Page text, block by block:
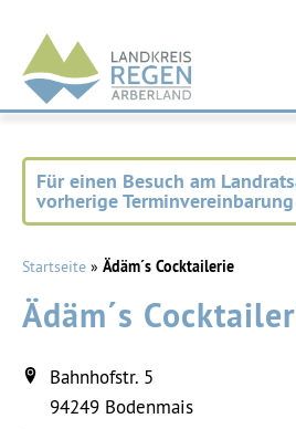
Landkreis
Regen
Für einen Besuch am
vorherige
Startseite » Ädäm´s Cocktailerie
Ädäm´s
Bahnhofstr. 5
94249 Bodenmais